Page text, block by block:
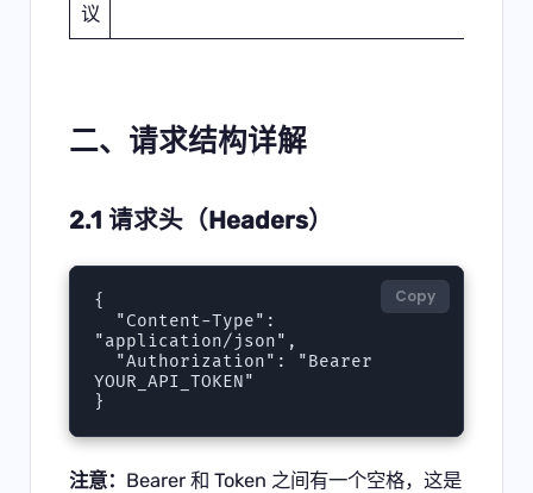
议
二、请求结构详解
2.1 请求头（Headers）
Copy
{
"application/json",
YOUR_API_TOKEN"
}
注意： Bearer 和 Token 之间有一个空格，这是